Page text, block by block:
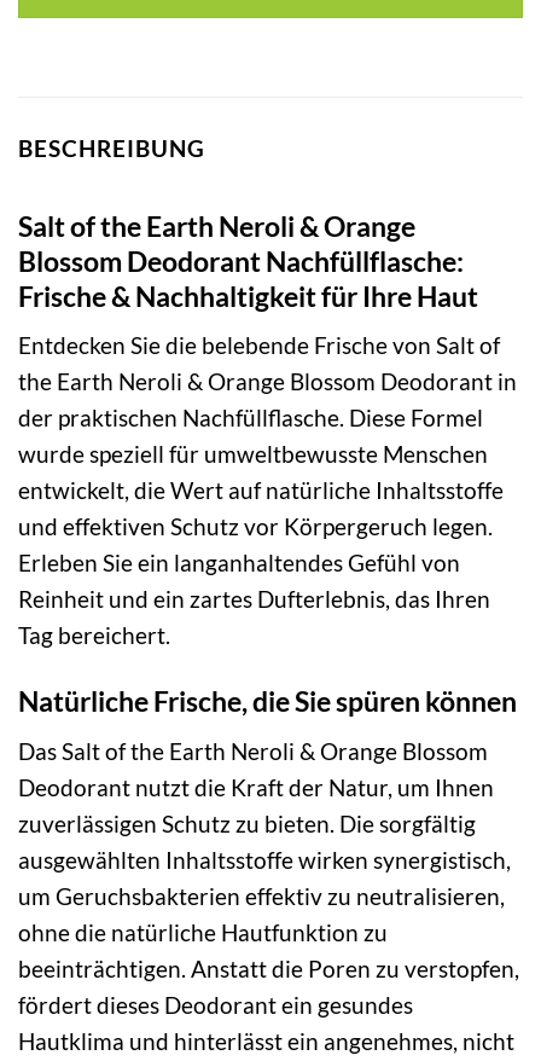
BESCHREIBUNG
Salt of the Earth Neroli & Orange
Blossom Deodorant Nachfüllflasche:
Frische & Nachhaltigkeit für Ihre Haut
Entdecken Sie die belebende Frische von Salt of
the Earth Neroli & Orange Blossom Deodorant in
der praktischen Nachfüllflasche. Diese Formel
wurde speziell für umweltbewusste Menschen
entwickelt, die Wert auf natürliche Inhaltsstoffe
und effektiven Schutz vor Körpergeruch legen.
Erleben Sie ein langanhaltendes Gefühl von
Reinheit und ein zartes Dufterlebnis, das Ihren
Tag bereichert.
Natürliche Frische, die Sie spüren können
Das Salt of the Earth Neroli & Orange Blossom
Deodorant nutzt die Kraft der Natur, um Ihnen
zuverlässigen Schutz zu bieten. Die sorgfältig
ausgewählten Inhaltsstoffe wirken synergistisch,
um Geruchsbakterien effektiv zu neutralisieren,
ohne die natürliche Hautfunktion zu
beeinträchtigen. Anstatt die Poren zu verstopfen,
fördert dieses Deodorant ein gesundes
Hautklima und hinterlässt ein angenehmes, nicht